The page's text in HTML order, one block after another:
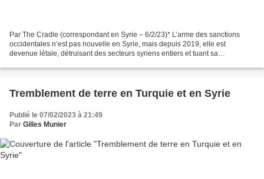
Par The Cradle (correspondant en Syrie – 6/2/23)* L’arme des sanctions
occidentales n’est pas nouvelle en Syrie, mais depuis 2019, elle est
devenue létale, détruisant des secteurs syriens entiers et tuant sa
Tremblement de terre en Turquie et en Syrie
Publié le 07/02/2023 à 21:49
Par Gilles Munier